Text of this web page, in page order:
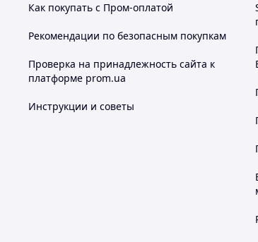
Как покупать с Пром-оплатой
Рекомендации по безопасным покупкам
Проверка на принадлежность сайта к
платформе prom.ua
Инструкции и советы